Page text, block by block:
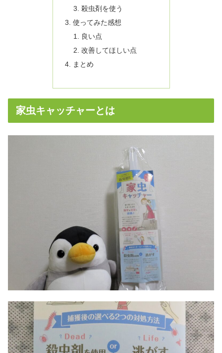
殺虫剤を使う
使ってみた感想
良い点
改善してほしい点
まとめ
家虫キャッチャーとは